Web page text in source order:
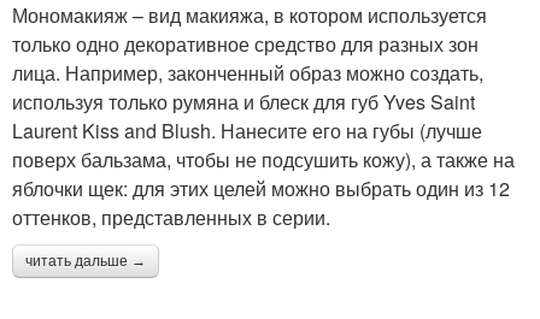
Мономакияж – вид макияжа, в котором используется
только одно декоративное средство для разных зон
лица. Например, законченный образ можно создать,
используя только румяна и блеск для губ Yves Saint
Laurent Kiss and Blush. Нанесите его на губы (лучше
поверх бальзама, чтобы не подсушить кожу), а также на
яблочки щек: для этих целей можно выбрать один из 12
оттенков, представленных в серии.
читать дальше →